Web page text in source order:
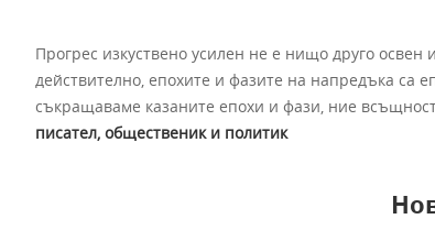
Прогрес изкуствено усилен не е нищо друго
действително, епохите и фазите на напредъка са
съкращаваме казаните епохи и фази, ние
писател, общественик и политик